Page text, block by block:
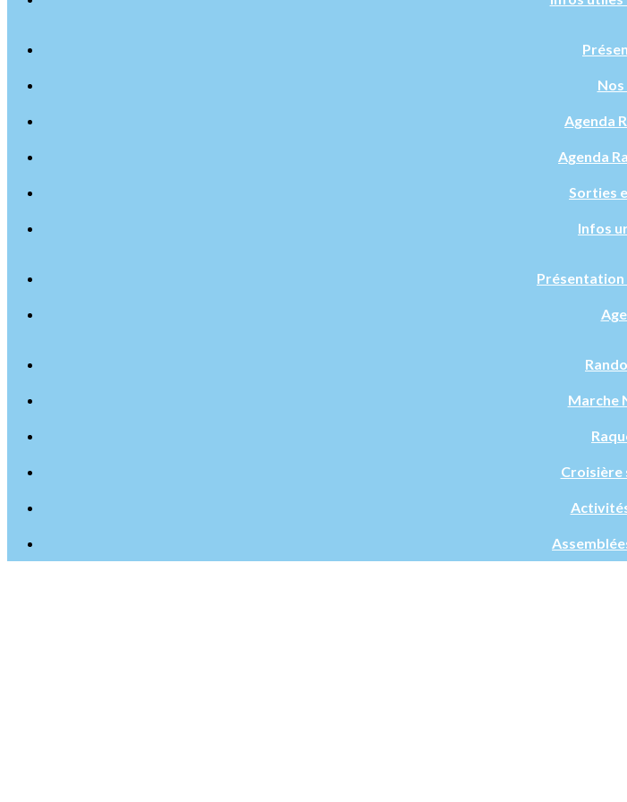
Nos
Agenda
Agenda
Sorties
Infos
Présentation
Marche
Croisière